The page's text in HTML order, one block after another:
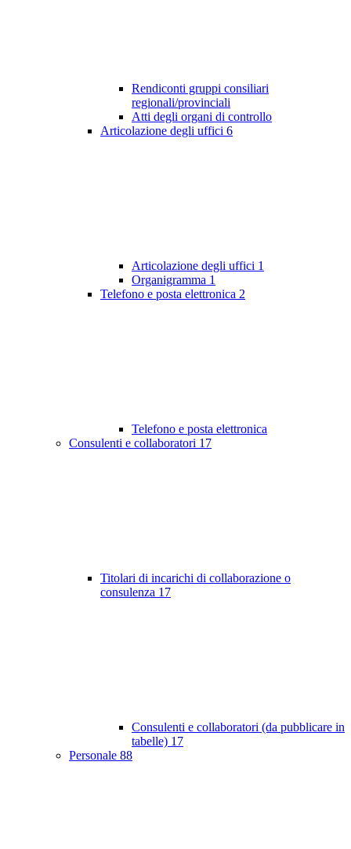
Rendiconti gruppi consiliari
regionali/provinciali
Atti degli organi di controllo
Articolazione degli uffici 6
Articolazione degli uffici 1
Organigramma 1
Telefono e posta elettronica 2
Telefono e posta elettronica
Consulenti e collaboratori 17
Titolari di incarichi di collaborazione o
consulenza 17
Consulenti e collaboratori (da pubblicare in
tabelle) 17
Personale 88